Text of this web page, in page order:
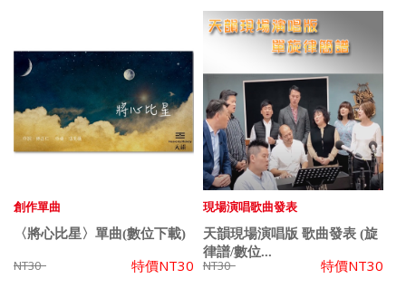
創作單曲
〈將心比星〉單曲(數位下載)
NT30 特價NT30
現場演唱歌曲發表
天韻現場演唱版 歌曲發表 (旋
律譜/數位...
NT30 特價NT30